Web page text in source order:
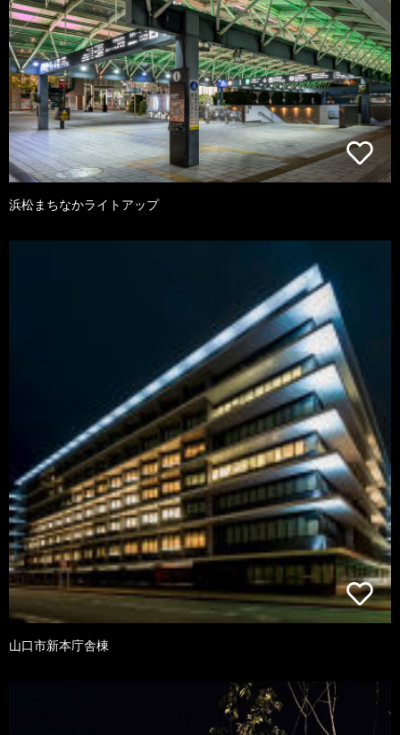
浜松まちなかライトアップ
山口市新本庁舎棟